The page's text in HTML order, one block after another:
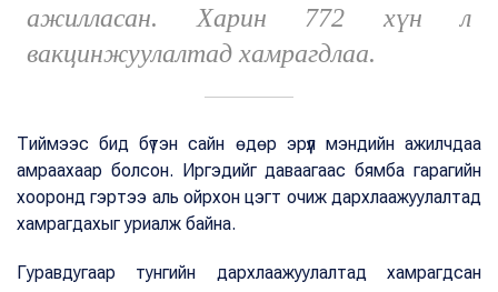
ажилласан. Харин 772 хүн л
вакцинжуулалтад хамрагдлаа.
Тиймээс бид бүтэн сайн өдөр эрүүл мэндийн ажилчдаа
амраахаар болсон. Иргэдийг даваагаас бямба гарагийн
хооронд гэртээ аль ойрхон цэгт очиж дархлаажуулалтад
хамрагдахыг уриалж байна.
Гуравдугаар тунгийн дархлаажуулалтад хамрагдсан